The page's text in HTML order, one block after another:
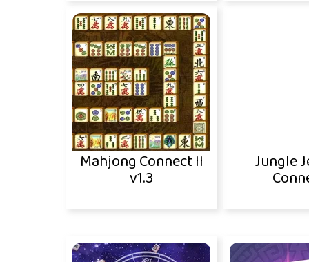
Mahjong Connect II
v1.3
Jungle